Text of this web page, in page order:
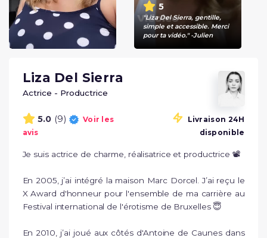
5
"Liza Del Sierra, gentille,
simple et accessible. Merci
pour ta vidéo." -Julien
Liza Del Sierra
Actrice - Productrice
5.0 (9)
Voir les
avis
Livraison 24H
disponible
Je suis actrice de charme, réalisatrice et productrice 📽
En 2005, j’ai intégré la maison Marc Dorcel. J’ai reçu le
X Award d'honneur pour l'ensemble de ma carrière au
Festival international de l'érotisme de Bruxelles 😇
En 2010, j’ai joué aux côtés d'Antoine de Caunes dans